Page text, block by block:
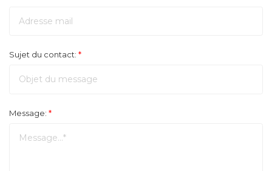
Sujet du contact: *
Message: *